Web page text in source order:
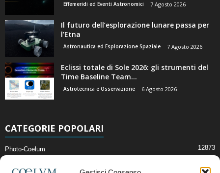
Effemeridi ed Eventi Astronomici 7 Agosto 2026
Il futuro dell’esplorazione lunare passa per
l’Etna
Astronautica ed Esplorazione Spaziale 7 Agosto 2026
Eclissi totale di Sole 2026: gli strumenti del
Time Baseline Team...
Astrotecnica e Osservazione 6 Agosto 2026
CATEGORIE POPOLARI
Photo-Coelum 12873